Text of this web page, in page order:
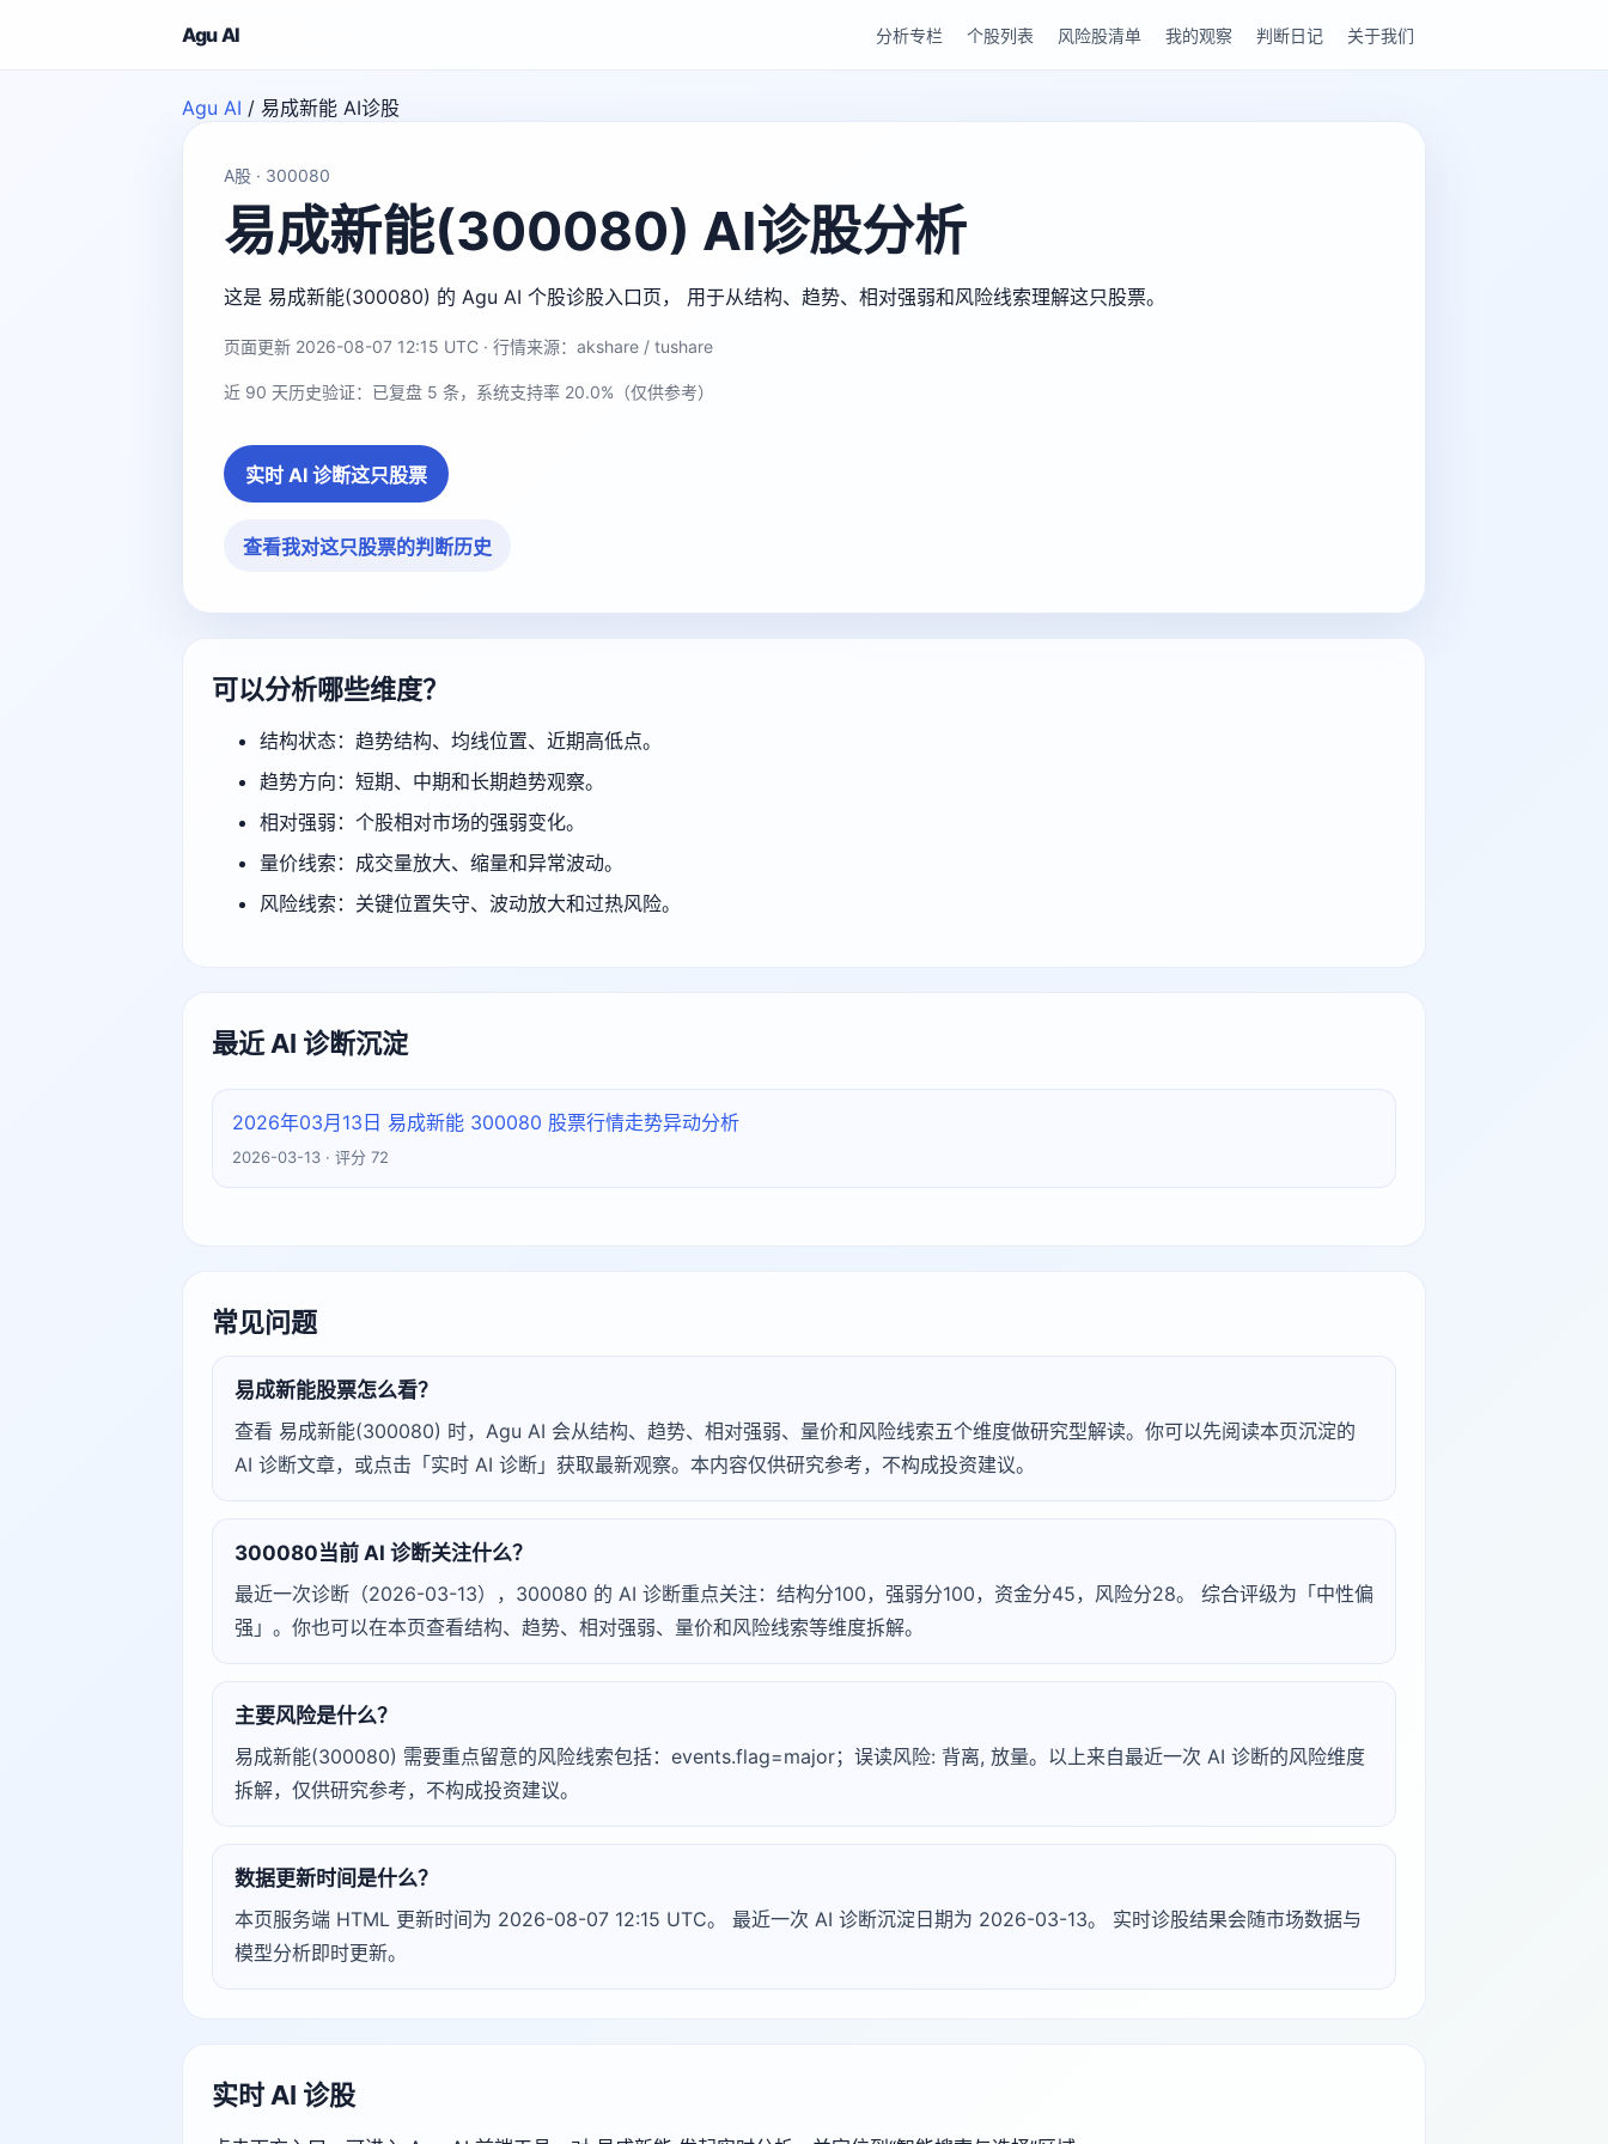
Agu AI 分析专栏 个股列表 风险股清单 我的观察 判断日记 关于我们
Agu AI / 易成新能 AI诊股
A股 · 300080
易成新能(300080) AI诊股分析
这是 易成新能(300080) 的 Agu AI 个股诊股入口页， 用于从结构、趋势、相对强弱和风险线索理解这只股票。
页面更新 2026-08-07 12:15 UTC · 行情来源：akshare / tushare
近 90 天历史验证：已复盘 5 条，系统支持率 20.0%（仅供参考）
实时 AI 诊断这只股票
查看我对这只股票的判断历史
可以分析哪些维度？
结构状态：趋势结构、均线位置、近期高低点。
趋势方向：短期、中期和长期趋势观察。
相对强弱：个股相对市场的强弱变化。
量价线索：成交量放大、缩量和异常波动。
风险线索：关键位置失守、波动放大和过热风险。
最近 AI 诊断沉淀
2026年03月13日 易成新能 300080 股票行情走势异动分析
2026-03-13 · 评分 72
常见问题
易成新能股票怎么看？
查看 易成新能(300080) 时，Agu AI 会从结构、趋势、相对强弱、量价和风险线索五个维度做研究型解读。你可以先阅读本页沉淀的
AI 诊断文章，或点击「实时 AI 诊断」获取最新观察。本内容仅供研究参考，不构成投资建议。
300080当前 AI 诊断关注什么？
最近一次诊断（2026-03-13），300080 的 AI 诊断重点关注：结构分100，强弱分100，资金分45，风险分28。 综合评级为「中性偏
强」。你也可以在本页查看结构、趋势、相对强弱、量价和风险线索等维度拆解。
主要风险是什么？
易成新能(300080) 需要重点留意的风险线索包括：events.flag=major；误读风险: 背离, 放量。以上来自最近一次 AI 诊断的风险维度
拆解，仅供研究参考，不构成投资建议。
数据更新时间是什么？
本页服务端 HTML 更新时间为 2026-08-07 12:15 UTC。 最近一次 AI 诊断沉淀日期为 2026-03-13。 实时诊股结果会随市场数据与
模型分析即时更新。
实时 AI 诊股